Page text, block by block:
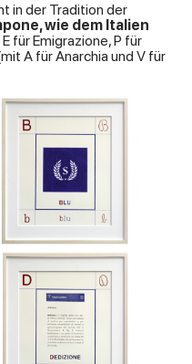
in der Tradition der
wie dem Italien
für Emigrazione, P für
A für Anarchia und V für